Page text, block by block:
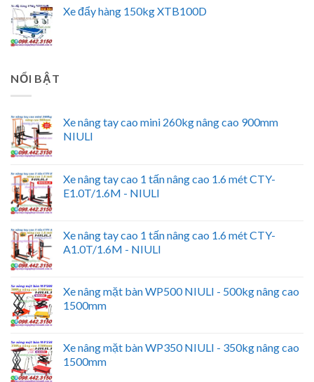
Xe đẩy hàng 150kg XTB100D
NỔI BẬT
Xe nâng tay cao mini 260kg nâng cao 900mm
NIULI
Xe nâng tay cao 1 tấn nâng cao 1.6 mét CTY-
E1.0T/1.6M - NIULI
Xe nâng tay cao 1 tấn nâng cao 1.6 mét CTY-
A1.0T/1.6M - NIULI
Xe nâng mặt bàn WP500 NIULI - 500kg nâng cao
1500mm
Xe nâng mặt bàn WP350 NIULI - 350kg nâng cao
1500mm